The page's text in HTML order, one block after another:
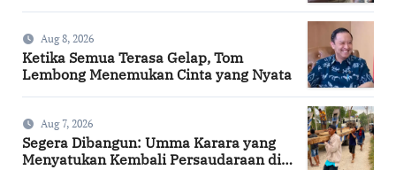
Aug 8, 2026
Ketika Semua Terasa Gelap, Tom
Lembong Menemukan Cinta yang Nyata
Aug 7, 2026
Segera Dibangun: Umma Karara yang
Menyatukan Kembali Persaudaraan di